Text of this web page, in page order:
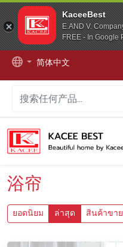
KaceeBest
E.AND V.
FREE - In Google
简体中文
浴帘
ยอดนิยม ล่าสุด สินค้าขา